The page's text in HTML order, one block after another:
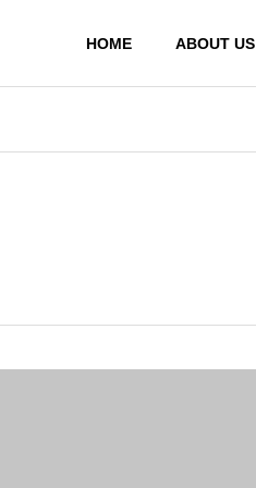
HOME ABOUT US